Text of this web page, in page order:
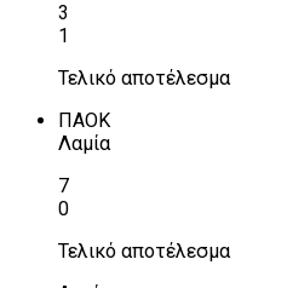
3
1
Τελικό αποτέλεσμα
ΠΑΟΚ
Λαμία
7
0
Τελικό αποτέλεσμα